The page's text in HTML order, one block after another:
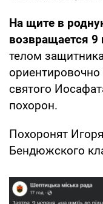
На щите в
возвращается 9
телом
святого
похорон.
Похоронят
Бендюжского